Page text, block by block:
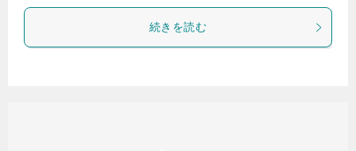
続きを読む